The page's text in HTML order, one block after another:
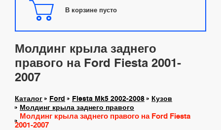
В корзине пусто
Молдинг крыла заднего
правого на Ford Fiesta 2001-
2007
Каталог Ford Fiesta Mk5 2002-2008
Кузов
Молдинг крыла заднего правого
Молдинг крыла заднего правого на Ford Fiesta
2001-2007